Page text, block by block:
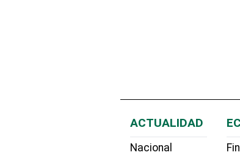
ACTUALIDAD
Nacional